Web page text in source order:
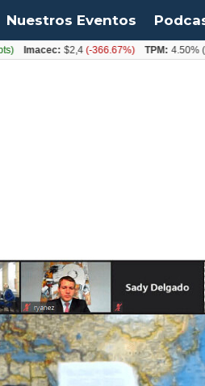
Nuestros Eventos
$2,4(-366.67%) TPM: 4.50%(0.00%)